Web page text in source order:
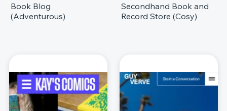
Book Blog
(Adventurous)
Secondhand Book and
Record Store (Cosy)